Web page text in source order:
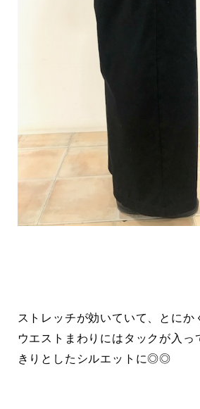
ストレッチが効いていて、とにか
ウエストまわりにはタックが入っ
きりとしたシルエットに◎◎